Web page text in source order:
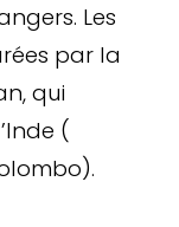
Les
par la
qui
(